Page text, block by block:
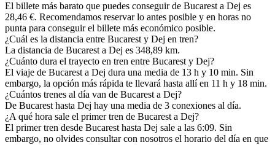
El billete más barato que puedes conseguir de Bucarest a Dej es
28,46 €. Recomendamos reservar lo antes posible y en horas no
punta para conseguir el billete más económico posible.
¿Cuál es la distancia entre Bucarest y Dej en tren?
La distancia de Bucarest a Dej es 348,89 km.
¿Cuánto dura el trayecto en tren entre Bucarest y Dej?
El viaje de Bucarest a Dej dura una media de 13 h y 10 min. Sin
embargo, la opción más rápida te llevará hasta allí en 11 h y 18 min.
¿Cuántos trenes al día van de Bucarest a Dej?
De Bucarest hasta Dej hay una media de 3 conexiones al día.
¿A qué hora sale el primer tren de Bucarest a Dej?
El primer tren desde Bucarest hasta Dej sale a las 6:09. Sin
embargo, no olvides consultar con nosotros el horario del día en que